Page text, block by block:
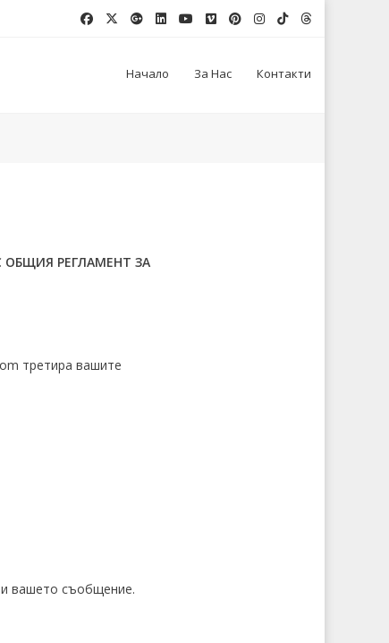
Начало За Нас Контакти
ОБЩИЯ РЕГЛАМЕНТ ЗА
третира вашите
вашето съобщение.